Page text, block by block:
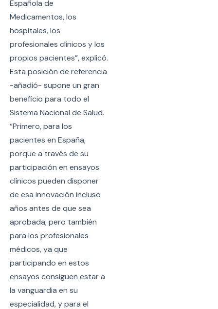
Española de
Medicamentos, los
hospitales, los
profesionales clínicos y los
propios pacientes”, explicó.
Esta posición de referencia
-añadió- supone un gran
beneficio para todo el
Sistema Nacional de Salud.
“Primero, para los
pacientes en España,
porque a través de su
participación en ensayos
clínicos pueden disponer
de esa innovación incluso
años antes de que sea
aprobada; pero también
para los profesionales
médicos, ya que
participando en estos
ensayos consiguen estar a
la vanguardia en su
especialidad, y para el